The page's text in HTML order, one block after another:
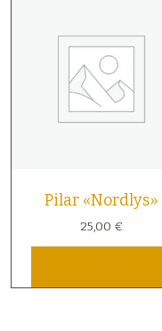
Pilar «Nordlys»
25,00 €